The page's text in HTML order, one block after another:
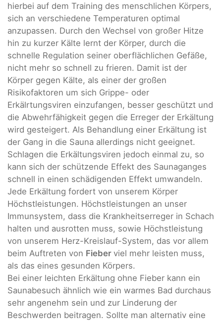
hierbei auf dem Training des menschlichen Körpers,
sich an verschiedene Temperaturen optimal
anzupassen. Durch den Wechsel von großer Hitze
hin zu kurzer Kälte lernt der Körper, durch die
schnelle Regulation seiner oberflächlichen Gefäße,
nicht mehr so schnell zu frieren. Damit ist der
Körper gegen Kälte, als einer der großen
Risikofaktoren um sich Grippe- oder
Erkälrtungsviren einzufangen, besser geschützt und
die Abwehrfähigkeit gegen die Erreger der Erkältung
wird gesteigert. Als Behandlung einer Erkältung ist
der Gang in die Sauna allerdings nicht geeignet.
Schlagen die Erkältungsviren jedoch einmal zu, so
kann sich der schützende Effekt des Saunaganges
schnell in einen schädigenden Effekt umwandeln.
Jede Erkältung fordert von unserem Körper
Höchstleistungen. Höchstleistungen an unser
Immunsystem, dass die Krankheitserreger in Schach
halten und ausrotten muss, sowie Höchstleistung
von unserem Herz-Kreislauf-System, das vor allem
beim Auftreten von Fieber viel mehr leisten muss,
als das eines gesunden Körpers.
Bei einer leichten Erkältung ohne Fieber kann ein
Saunabesuch ähnlich wie ein warmes Bad durchaus
sehr angenehm sein und zur Linderung der
Beschwerden beitragen. Sollte man alternativ eine